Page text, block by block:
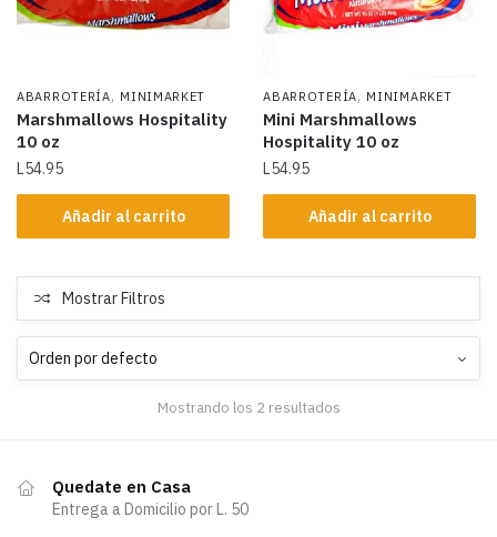
ABARROTERÍA, MINIMARKET
Marshmallows Hospitality
10 oz
L54.95
Añadir al carrito
ABARROTERÍA, MINIMARKET
Mini Marshmallows
Hospitality 10 oz
L54.95
Añadir al carrito
Mostrar Filtros
Mostrando los 2 resultados
Quedate en Casa
Entrega a Domicilio por L. 50